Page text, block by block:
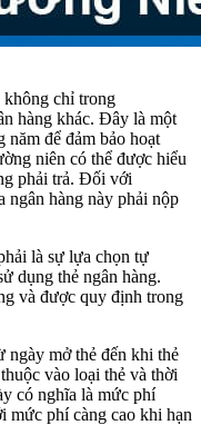
không chỉ trong
hàng khác. Đây là một
năm để đảm bảo hoạt
niên có thể được hiểu
phải trả. Đối với
ngân hàng này phải nộp
là sự lựa chọn tự
dụng thẻ ngân hàng.
và được quy định trong
ngày mở thẻ đến khi thẻ
vào loại thẻ và thời
có nghĩa là mức phí
mức phí càng cao khi hạn